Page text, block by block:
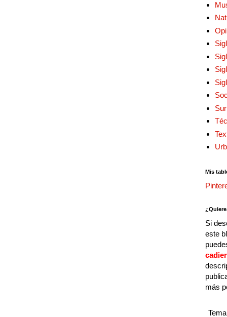
Mis
Si
este
más